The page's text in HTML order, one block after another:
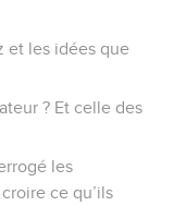
et les idées que
? Et celle des
les
ce qu’ils